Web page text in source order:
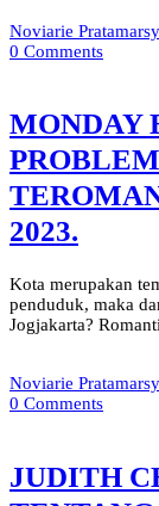
Noviarie
0 Comments
MONDAY
2023.
Kota merupakan
penduduk, maka
Jogjakarta?
Noviarie
0 Comments
JUDITH